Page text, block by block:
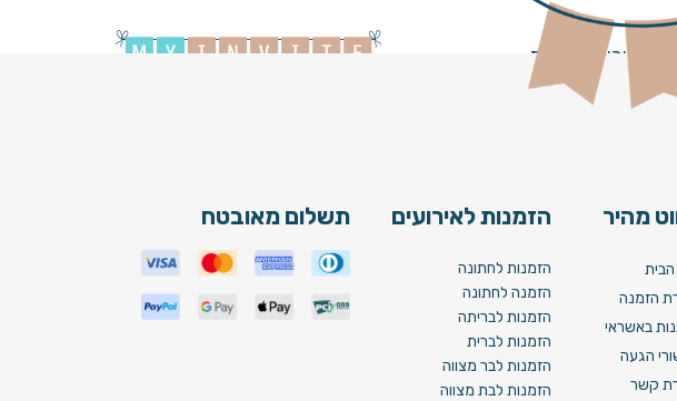
מחירים וחבילות
מהיר
הזמנה
באשראי
הגעה
קשר
הזמנות לאירועים
הזמנות לחתונה
הזמנה לחתונה
הזמנות לבריתה
הזמנות לברית
הזמנות לבר מצווה
הזמנות לבת מצווה
תשלום מאובטח